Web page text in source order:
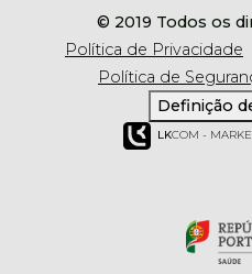
© 2019 Todos os
Política de Privacidade
Política de
Definição
LKCOM -